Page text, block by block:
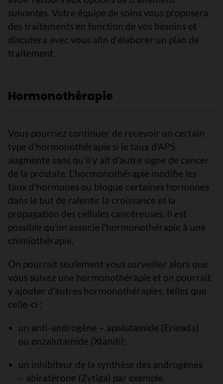
suivantes. Votre équipe de soins vous proposera
des traitements en fonction de vos besoins et
discutera avec vous afin d’élaborer un plan de
traitement.
Hormonothérapie
Vous pourriez continuer de recevoir un certain
type d’hormonothérapie si le taux d’APS
augmente sans qu’il y ait d’autre signe de cancer
de la prostate. L'hormonothérapie modifie les
taux d'hormones ou bloque certaines hormones
dans le but de ralentir la croissance et la
propagation des cellules cancéreuses. Il est
possible qu'on associe l'hormonothérapie à une
chimiothérapie.
On pourrait seulement vous surveiller alors que
vous suivez une hormonothérapie et on pourrait
y ajouter d'autres hormonothérapies, telles que
celle-ci :
un anti-androgène – apalutamide (Erleada)
ou enzalutamide (Xtandi);
un inhibiteur de la synthèse des androgènes
– abiratérone (Zytiga) par exemple.